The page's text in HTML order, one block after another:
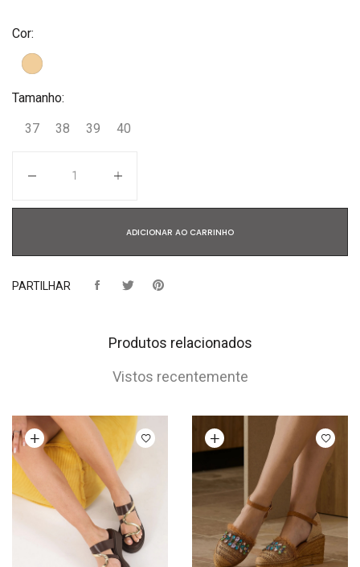
Cor:
Tamanho:
37
38 39 40
ADICIONAR AO CARRINHO
PARTILHAR
Produtos relacionados
Vistos recentemente
opções Ver opções